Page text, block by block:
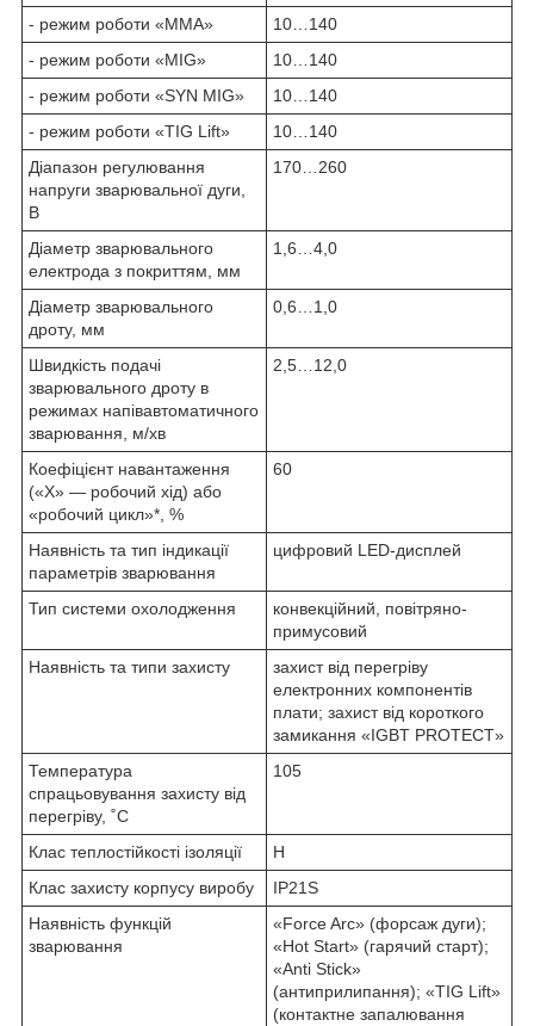
- режим роботи «ММА»
10…140
- режим роботи «MIG»
10…140
- режим роботи «SYN MIG»
10…140
- режим роботи «TIG Lift»
10…140
Діапазон регулювання
напруги зварювальної дуги,
В
170…260
Діаметр зварювального
електрода з покриттям, мм
1,6…4,0
Діаметр зварювального
дроту, мм
0,6…1,0
Швидкість подачі
зварювального дроту в
режимах напівавтоматичного
зварювання, м/хв
2,5…12,0
Коефіцієнт навантаження
(«Х» — робочий хід) або
«робочий цикл»*, %
60
Наявність та тип індикації
параметрів зварювання
цифровий LED-дисплей
Тип системи охолодження
конвекційний, повітряно-
примусовий
Наявність та типи захисту
захист від перегріву
електронних компонентів
плати; захист від короткого
замикання «IGBT PROTECT»
Температура
спрацьовування захисту від
перегріву, ˚С
105
Клас теплостійкості ізоляції
H
Клас захисту корпусу виробу
IP21S
Наявність функцій
зварювання
«Force Arc» (форсаж дуги);
«Hot Start» (гарячий старт);
«Anti Stick»
(антиприлипання); «TIG Lift»
(контактне запалювання